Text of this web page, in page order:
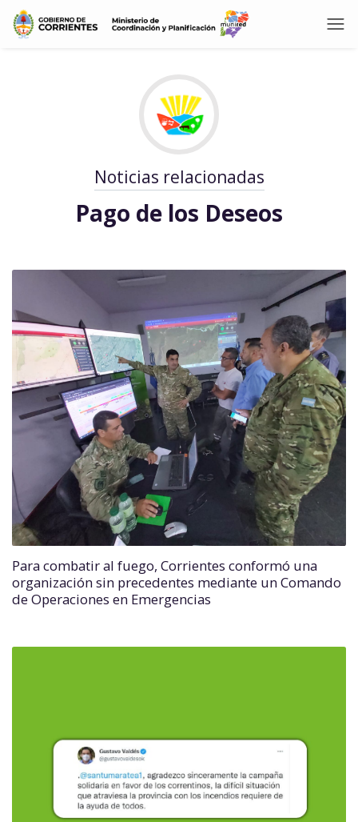
Noticias relacionadas
Pago de los Deseos
Para combatir al fuego, Corrientes conformó una
organización sin precedentes mediante un Comando
de Operaciones en Emergencias